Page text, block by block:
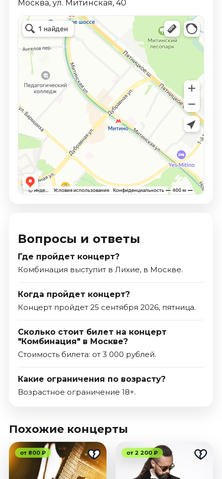
Москва, ул. Митинская, 40
Вопросы и ответы
Где пройдет концерт?
Комбинация выступит в Лихие, в Москве.
Когда пройдет концерт?
Концерт пройдет 25 сентября 2026, пятница.
Сколько стоит билет на концерт
"Комбинация" в Москве?
Стоимость билета: от 3 000 рублей.
Какие ограничения по возрасту?
Возрастное ограничение 18+.
Похожие концерты
от 800 ₽ от 2 200 ₽